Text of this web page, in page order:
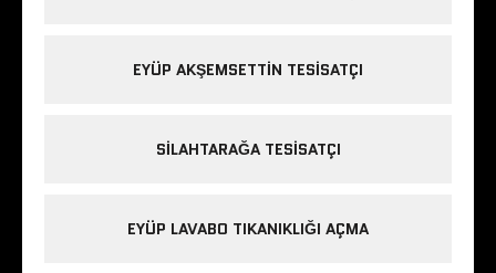
EYÜP AKŞEMSETTIN TESISATÇI
SILAHTARAĞA TESISATÇI
EYÜP LAVABO TIKANIKLIĞI AÇMA